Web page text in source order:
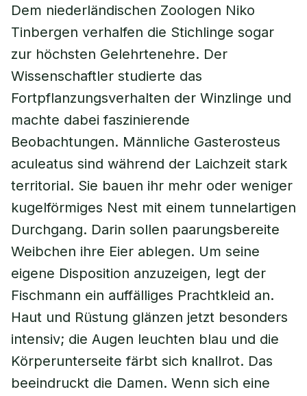
Dem niederländischen Zoologen Niko
Tinbergen verhalfen die Stichlinge sogar
zur höchsten Gelehrtenehre. Der
Wissenschaftler studierte das
Fortpflanzungsverhalten der Winzlinge und
machte dabei faszinierende
Beobachtungen. Männliche Gasterosteus
aculeatus sind während der Laichzeit stark
territorial. Sie bauen ihr mehr oder weniger
kugelförmiges Nest mit einem tunnelartigen
Durchgang. Darin sollen paarungsbereite
Weibchen ihre Eier ablegen. Um seine
eigene Disposition anzuzeigen, legt der
Fischmann ein auffälliges Prachtkleid an.
Haut und Rüstung glänzen jetzt besonders
intensiv; die Augen leuchten blau und die
Körperunterseite färbt sich knallrot. Das
beeindruckt die Damen. Wenn sich eine